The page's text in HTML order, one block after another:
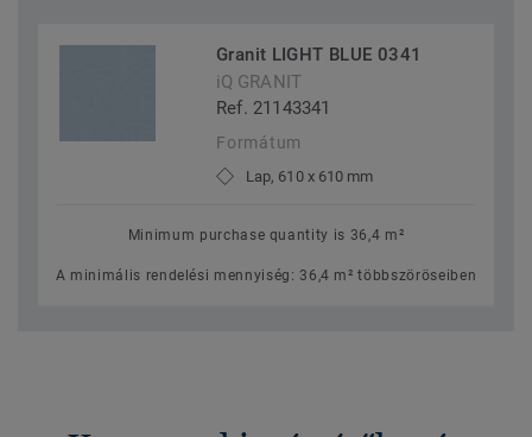
Granit LIGHT BLUE 0341
iQ GRANIT
Ref. 21143341
Formátum
Lap, 610 x 610 mm
Minimum purchase quantity is 36,4 m²
A minimális rendelési mennyiség: 36,4 m² többszöröseiben